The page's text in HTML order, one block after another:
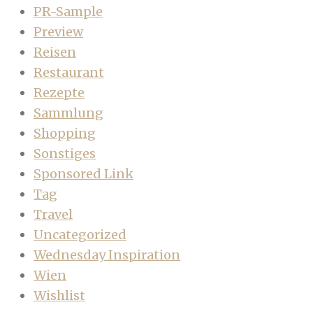
PR-Sample
Preview
Reisen
Restaurant
Rezepte
Sammlung
Shopping
Sonstiges
Sponsored Link
Tag
Travel
Uncategorized
Wednesday Inspiration
Wien
Wishlist